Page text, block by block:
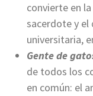
convierte en
sacerdote y el
universitaria,
Gente de
de todos los
en común: el